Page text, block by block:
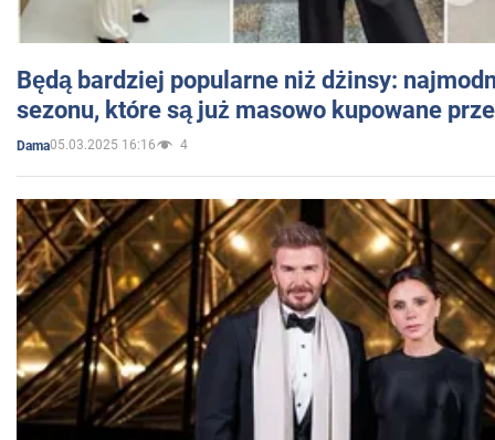
Będą bardziej popularne niż dżinsy:
sezonu, które są już masowo kupowane
Dama05.03.2025 16:16 4